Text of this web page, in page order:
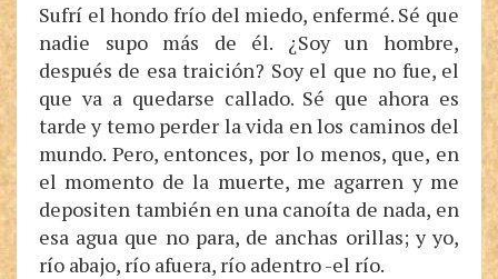
Sufrí el hondo frío del miedo, enfermé. Sé que
nadie supo más de él. ¿Soy un hombre,
después de esa traición? Soy el que no fue, el
que va a quedarse callado. Sé que ahora es
tarde y temo perder la vida en los caminos del
mundo. Pero, entonces, por lo menos, que, en
el momento de la muerte, me agarren y me
depositen también en una canoíta de nada, en
esa agua que no para, de anchas orillas; y yo,
río abajo, río afuera, río adentro -el río.